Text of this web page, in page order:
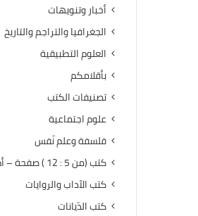
أخبار وتنويهات
الجغرافيا والتراجم والتاريخ
العلوم التطبيقية
بأقلامكم
تصنيفات الكتب
علوم اجتماعية
فلسفة وعلم نّفس
كتب (من 5 : 12 ) صفحة – أطفال الروضة
كتب الآداب والروايات
كتب الدّيانات